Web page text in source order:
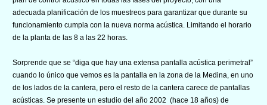
adecuada planificación de los muestreos para garantizar que durante su
funcionamiento cumpla con la nueva norma acústica. Limitando el horario
de la planta de las 8 a las 22 horas.
Sorprende que se “diga que hay una extensa pantalla acústica perimetral”
cuando lo único que vemos es la pantalla en la zona de la Medina, en uno
de los lados de la cantera, pero el resto de la cantera carece de pantallas
acústicas. Se presente un estudio del año 2002 (hace 18 años) de